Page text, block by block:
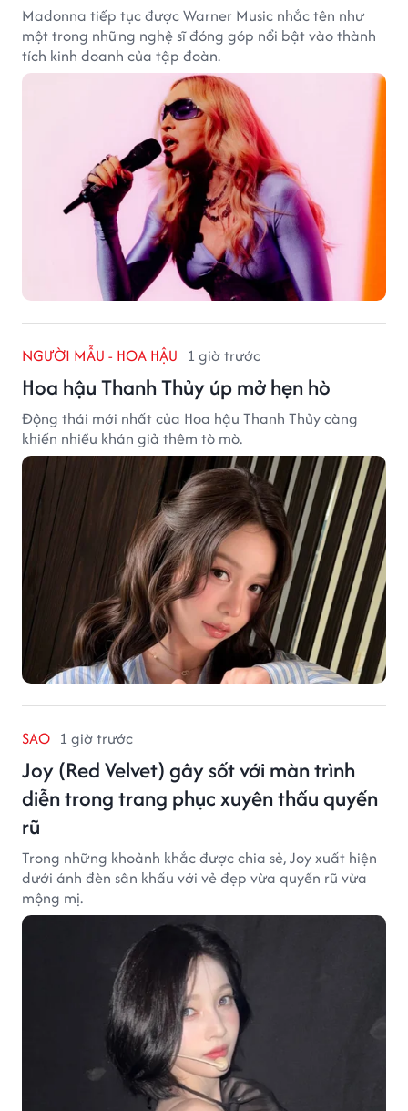
Madonna tiếp tục được Warner Music nhắc tên như
một trong những nghệ sĩ đóng góp nổi bật vào thành
tích kinh doanh của tập đoàn.
NGƯỜI MẪU - HOA HẬU 1 giờ trước
Hoa hậu Thanh Thủy úp mở hẹn hò
Động thái mới nhất của Hoa hậu Thanh Thủy càng
khiến nhiều khán giả thêm tò mò.
SAO 1 giờ trước
Joy (Red Velvet) gây sốt với màn trình
diễn trong trang phục xuyên thấu quyến
rũ
Trong những khoảnh khắc được chia sẻ, Joy xuất hiện
dưới ánh đèn sân khấu với vẻ đẹp vừa quyến rũ vừa
mộng mị.